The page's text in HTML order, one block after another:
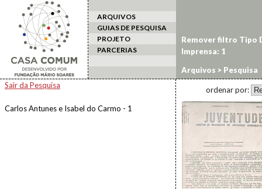
ARQUIVOS
GUIAS DE PESQUISA
PROJETO
PARCERIAS
Arquivos > Pesquisa
Sair da Pesquisa
Carlos Antunes e Isabel do Carmo - 1
Remover filtro Tipo
Imprensa: 1
ordenar por: